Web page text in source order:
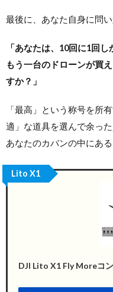
最後に、あなた自身に問
「あなたは、10回に1回
もう一台のドローンが買
すか？」
「最高」という称号を所
適」な道具を選んで余っ
あなたのカバンの中にあ
DJI Lito X1 Fly Moreコン
Lito X1